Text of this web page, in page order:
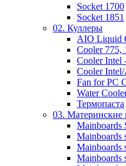
Socket 1700
Socket 1851
02. Куллеры
AIO Liquid
Cooler 775,
Cooler Intel
Cooler
Fan for PC
Water
Термопаста
03. Материнские
Mainboards
Mainboards
Mainboards
Mainboards